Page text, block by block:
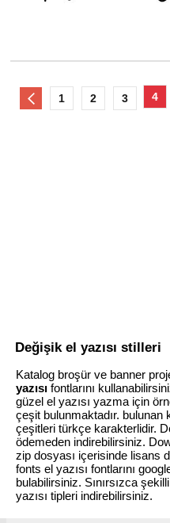
1 2 3 4
Değişik el yazısı stilleri
Katalog broşür ve banner
yazısı fontlarını
güzel el yazısı yazma için
çeşit bulunmaktadır. bulunan
çeşitleri türkçe karakterlidir.
ödemeden indirebilirsiniz.
zip dosyası içerisinde lisans
fonts el yazısı fontlarını
bulabilirsiniz. Sınırsızca
yazısı tipleri indirebilirsiniz.